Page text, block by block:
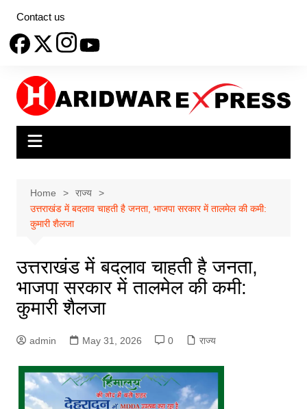
content
Contact us
Home
राज्य
उत्तराखंड में बदलाव चाहती है जनता, भाजपा सरकार में तालमेल की कमी:
कुमारी शैलजा
उत्तराखंड में बदलाव चाहती है जनता,
भाजपा सरकार में तालमेल की कमी:
कुमारी शैलजा
admin May 31, 2026 0 राज्य